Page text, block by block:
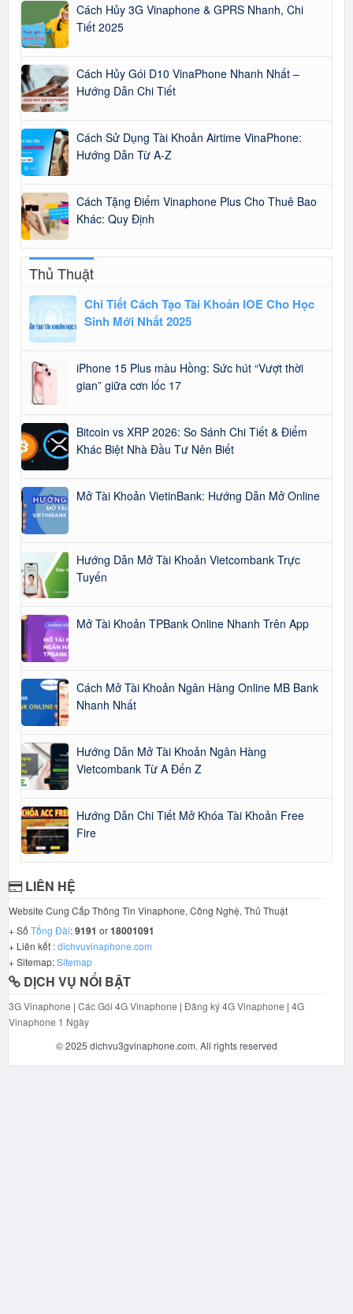
Cách Hủy 3G Vinaphone & GPRS Nhanh, Chi
Tiết 2025
Cách Hủy Gói D10 VinaPhone Nhanh Nhất –
Hướng Dẫn Chi Tiết
Cách Sử Dụng Tài Khoản Airtime VinaPhone:
Hướng Dẫn Từ A-Z
Cách Tặng Điểm Vinaphone Plus Cho Thuê Bao
Khác: Quy Định
Thủ Thuật
Chi Tiết Cách Tạo Tài Khoản IOE Cho Học
Sinh Mới Nhất 2025
iPhone 15 Plus màu Hồng: Sức hút “Vượt thời
gian” giữa cơn lốc 17
Bitcoin vs XRP 2026: So Sánh Chi Tiết & Điểm
Khác Biệt Nhà Đầu Tư Nên Biết
Mở Tài Khoản VietinBank: Hướng Dẫn Mở Online
Hướng Dẫn Mở Tài Khoản Vietcombank Trực
Tuyến
Mở Tài Khoản TPBank Online Nhanh Trên App
Cách Mở Tài Khoản Ngân Hàng Online MB Bank
Nhanh Nhất
Hướng Dẫn Mở Tài Khoản Ngân Hàng
Vietcombank Từ A Đến Z
Hướng Dẫn Chi Tiết Mở Khóa Tài Khoản Free
Fire
LIÊN HỆ
Website Cung Cấp Thông Tin Vinaphone, Công Nghệ, Thủ Thuật
+ Số Tổng Đài:9191 or18001091
+ Liên kết :dichvuvinaphone.com
+ Sitemap:Sitemap
DỊCH VỤ NỔI BẬT
3G Vinaphone | Các Gói 4G Vinaphone | Đăng ký 4G Vinaphone | 4G
Vinaphone 1 Ngày
© 2025 dichvu3gvinaphone.com. All rights reserved